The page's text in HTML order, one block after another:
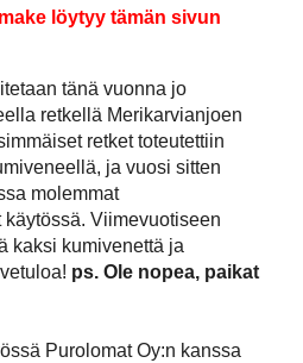
löytyy tämän sivun
tänä vuonna jo
retkellä Merikarvianjoen
retket toteutettiin
ja vuosi sitten
molemmat
Viimevuotiseen
kaksi kumivenettä ja
ps. Ole nopea, paikat
Purolomat Oy:n kanssa